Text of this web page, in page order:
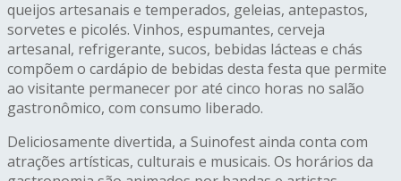
queijos artesanais e temperados, geleias, antepastos,
sorvetes e picolés. Vinhos, espumantes, cerveja
artesanal, refrigerante, sucos, bebidas lácteas e chás
compõem o cardápio de bebidas desta festa que permite
ao visitante permanecer por até cinco horas no salão
gastronômico, com consumo liberado.
Deliciosamente divertida, a Suinofest ainda conta com
atrações artísticas, culturais e musicais. Os horários da